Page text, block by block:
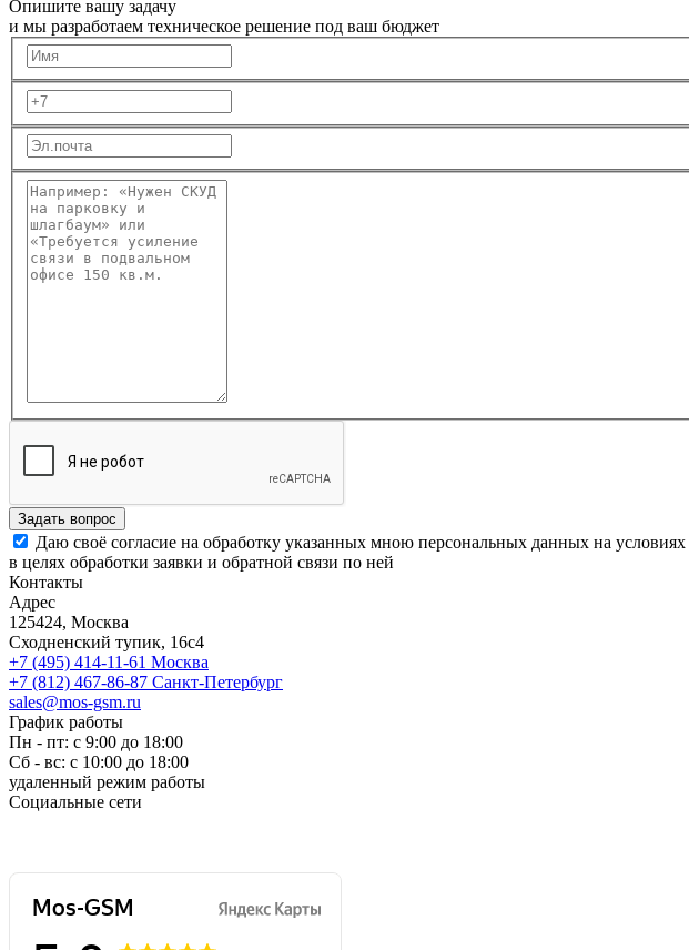
Опишите вашу задачу
и мы разработаем техническое решение под ваш бюджет
Задать вопрос
Даю своё согласие на обработку указанных мною персональных данных на условиях
в целях обработки заявки и обратной связи по ней
Контакты
Адрес
125424, Москва
Сходненский тупик, 16с4
+7 (495) 414-11-61 Москва
+7 (812) 467-86-87 Санкт-Петербург
sales@mos-gsm.ru
График работы
Пн - пт: с 9:00 до 18:00
Сб - вс: с 10:00 до 18:00
удаленный режим работы
Социальные сети